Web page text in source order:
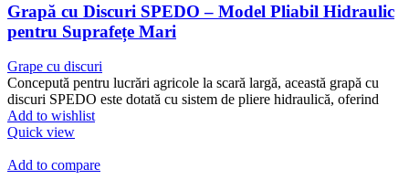
Grapă cu Discuri SPEDO – Model Pliabil Hidraulic
pentru Suprafețe Mari
Grape cu discuri
Concepută pentru lucrări agricole la scară largă, această grapă cu
discuri SPEDO este dotată cu sistem de pliere hidraulică, oferind
Add to wishlist
Quick view
Add to compare